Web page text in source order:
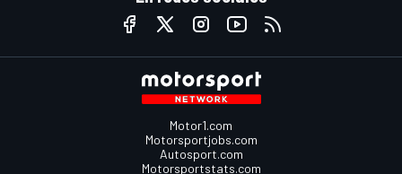
Motor1.com
Motorsportjobs.com
Autosport.com
Motorsportstats.com